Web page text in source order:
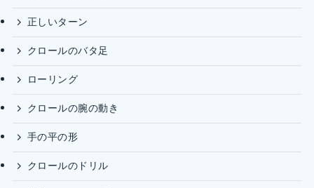
正しいターン
クロールのバタ足
ローリング
クロールの腕の動き
手の平の形
クロールのドリル